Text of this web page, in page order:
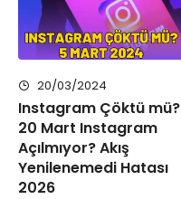
20/03/2024
Instagram Çöktü mü?
20 Mart Instagram
Açılmıyor? Akış
Yenilenemedi Hatası
2026